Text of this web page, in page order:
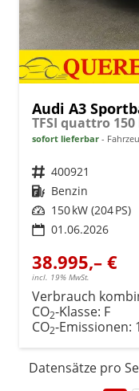
Audi A3
sofort lieferbar
Fahrzeugnr. 400921
Kraftstoff Benzin
Leistung 150 kW (204 PS)
01.06.2026
38.995,– €
incl. 19% MwSt.
Verbrauch
CO2-Klasse: F
CO2-Emissionen:
Datensätze pro